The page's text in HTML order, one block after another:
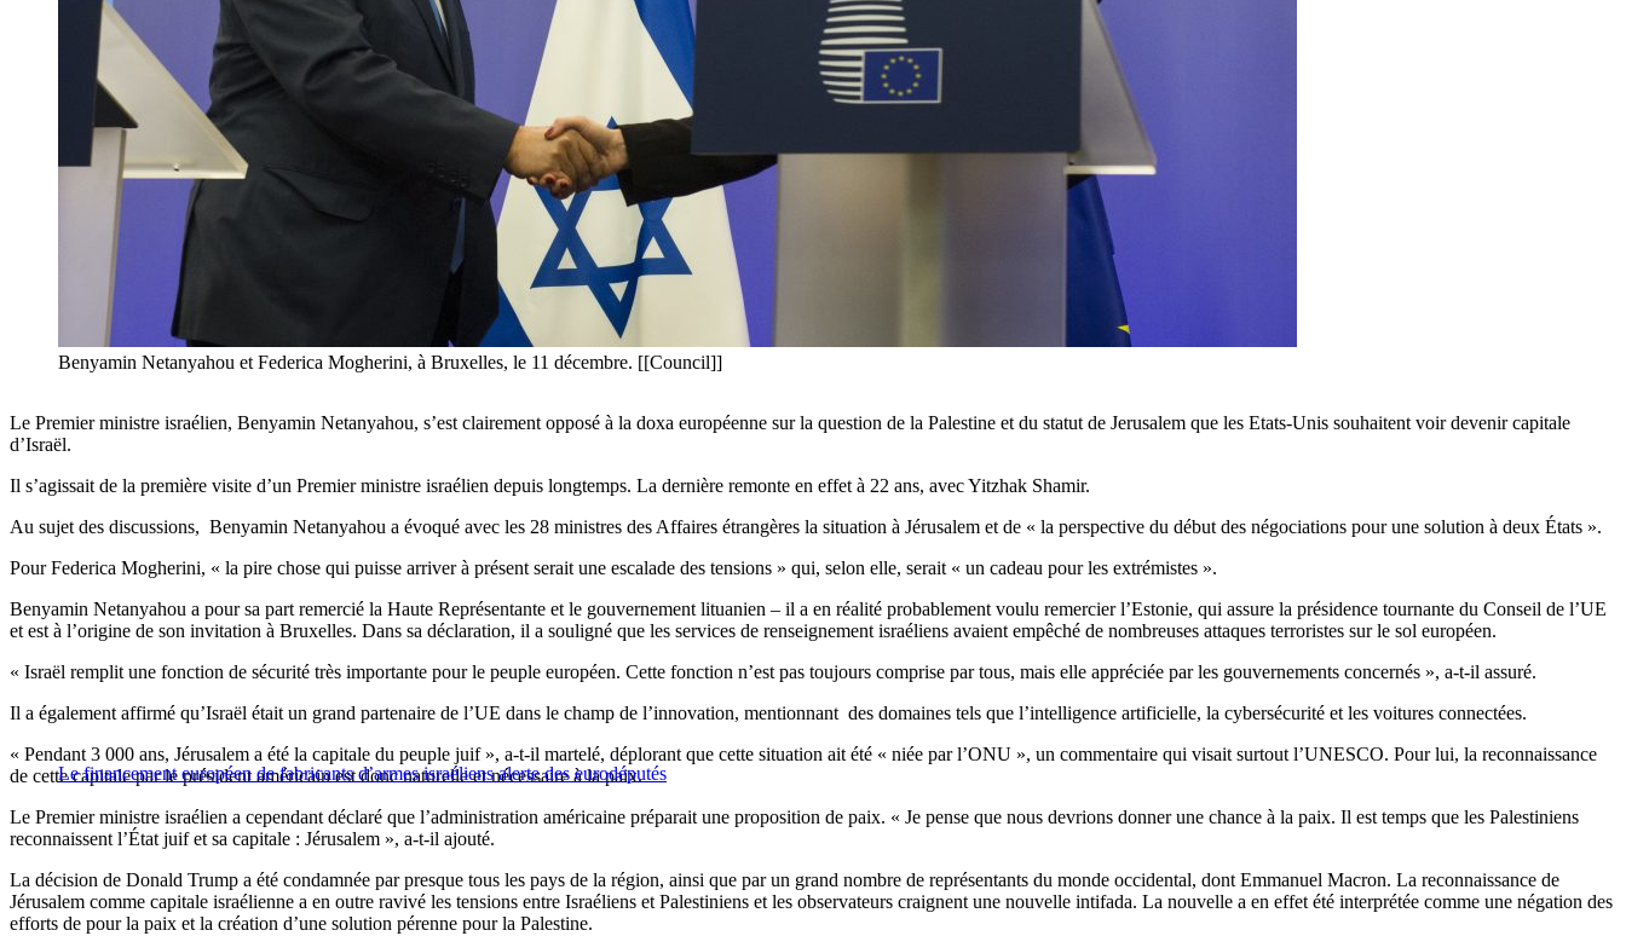
Benyamin Netanyahou et Federica Mogherini, à Bruxelles, le 11 décembre. [[Council]]
Le Premier ministre israélien, Benyamin Netanyahou, s’est clairement opposé à la doxa européenne sur la question de la Palestine et du statut de Jerusalem que les Etats-Unis souhaitent voir devenir capitale
d’Israël.
Il s’agissait de la première visite d’un Premier ministre israélien depuis longtemps. La dernière remonte en effet à 22 ans, avec Yitzhak Shamir.
Au sujet des discussions, Benyamin Netanyahou a évoqué avec les 28 ministres des Affaires étrangères la situation à Jérusalem et de « la perspective du début des négociations pour une solution à deux États ».
Pour Federica Mogherini, « la pire chose qui puisse arriver à présent serait une escalade des tensions » qui, selon elle, serait « un cadeau pour les extrémistes ».
Benyamin Netanyahou a pour sa part remercié la Haute Représentante et le gouvernement lituanien – il a en réalité probablement voulu remercier l’Estonie, qui assure la présidence tournante du Conseil de l’UE
et est à l’origine de son invitation à Bruxelles. Dans sa déclaration, il a souligné que les services de renseignement israéliens avaient empêché de nombreuses attaques terroristes sur le sol européen.
« Israël remplit une fonction de sécurité très importante pour le peuple européen. Cette fonction n’est pas toujours comprise par tous, mais elle appréciée par les gouvernements concernés », a-t-il assuré.
Il a également affirmé qu’Israël était un grand partenaire de l’UE dans le champ de l’innovation, mentionnant des domaines tels que l’intelligence artificielle, la cybersécurité et les voitures connectées.
Le financement européen de fabricants d’armes israéliens alerte des eurodéputés
« Pendant 3 000 ans, Jérusalem a été la capitale du peuple juif », a-t-il martelé, déplorant que cette situation ait été « niée par l’ONU », un commentaire qui visait surtout l’UNESCO. Pour lui, la reconnaissance
de cette capitale par le président américain est donc naturelle et nécessaire à la paix.
Le Premier ministre israélien a cependant déclaré que l’administration américaine préparait une proposition de paix. « Je pense que nous devrions donner une chance à la paix. Il est temps que les Palestiniens
reconnaissent l’État juif et sa capitale : Jérusalem », a-t-il ajouté.
La décision de Donald Trump a été condamnée par presque tous les pays de la région, ainsi que par un grand nombre de représentants du monde occidental, dont Emmanuel Macron. La reconnaissance de
Jérusalem comme capitale israélienne a en outre ravivé les tensions entre Israéliens et Palestiniens et les observateurs craignent une nouvelle intifada. La nouvelle a en effet été interprétée comme une négation des
efforts de pour la paix et la création d’une solution pérenne pour la Palestine.